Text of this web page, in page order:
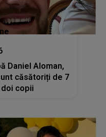
Daniel Aloman,
căsătoriți de 7
doi copii